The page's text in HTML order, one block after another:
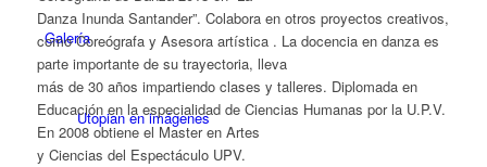
Galería
Utopian en imágenes
Danza Inunda Santander”. Colabora en otros proyectos creativos,
como Coreógrafa y Asesora artística . La docencia en danza es
parte importante de su trayectoria, lleva
más de 30 años impartiendo clases y talleres. Diplomada en
Educación en la especialidad de Ciencias Humanas por la U.P.V.
En 2008 obtiene el Master en Artes
y Ciencias del Espectáculo UPV.